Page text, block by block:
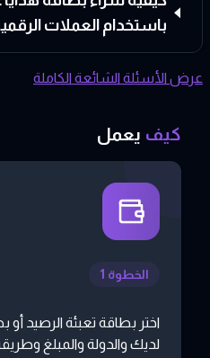
باستخدام العملات
عرض الأسئلة الشائعة الكاملة
كيف يعمل
الخطوة 1
اختر بطاقة تعبئة الرصيد أو
لديك والدولة والمبلغ